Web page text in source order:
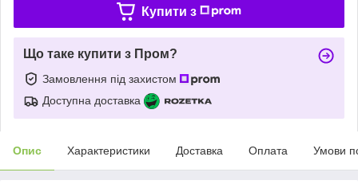
Купити з
Що таке купити з Пром?
Замовлення під захистом
Доступна доставка
Опис Характеристики Доставка Оплата Умови